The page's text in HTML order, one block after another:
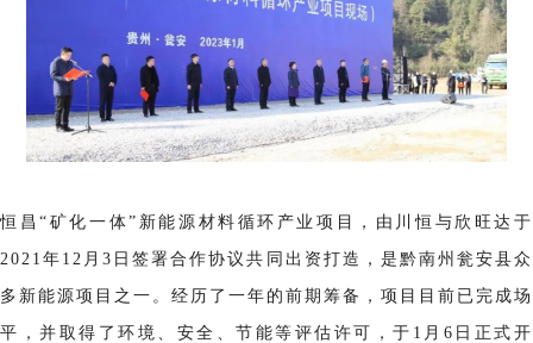
恒昌“矿化一体”新能源材料循环产业项目，由川恒与欣旺达于
2021年12 月3日签署合作协议共同出资打造，是黔南州瓮安县众
多新能源项目之一。经历了一年的前期筹备，项目目前已完成场
平，并取得了环境、安全、节能等评估许可，于1月6日正式开